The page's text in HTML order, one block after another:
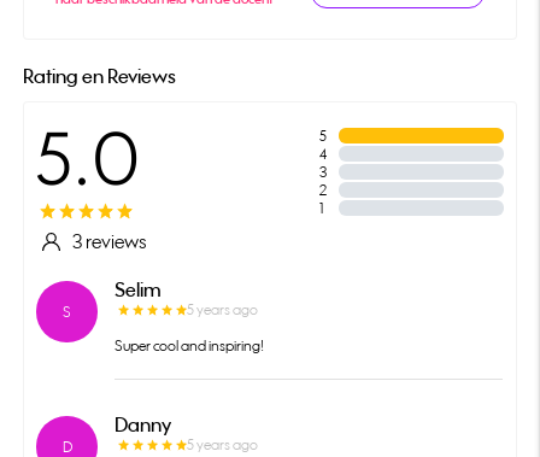
Rating en Reviews
5.0
3 reviews
5
4
3
2
1
S
Selim
5 years ago
Super cool and inspiring!
D
Danny
5 years ago